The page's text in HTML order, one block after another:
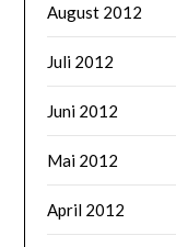
August 2012
Juli 2012
Juni 2012
Mai 2012
April 2012